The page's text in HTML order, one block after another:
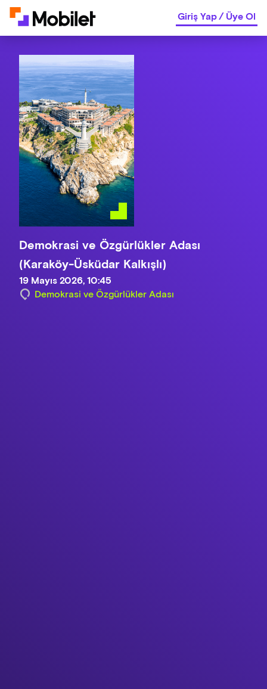
Giriş Yap/Üye Ol
Demokrasi ve Özgürlükler Adası
(Karaköy-Üsküdar Kalkışlı)
19 Mayıs 2026, 10:45
Demokrasi ve Özgürlükler Adası